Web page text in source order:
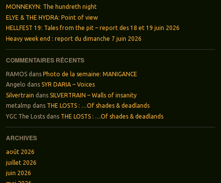
MONNEKYN: The hundreth night
ELYE & THE HYDRA: Point of view
HELLFEST 19: Tales from the pit – report des 18 et 19 juin 2026
Heavy week end : report du dimanche 7 juin 2026
COMMENTAIRES RÉCENTS
RAMOSdans Photo de la semaine: MANIGANCE
Angelo dans SYR DARIA – Voices
Silvertrain dans SILVERTRAIN – Walls of insanity
metalmp dans THE LOSTS : …Of shades & deadlands
YGC The Lostsdans THE LOSTS : …Of shades & deadlands
ARCHIVES
août 2026
juillet 2026
juin 2026